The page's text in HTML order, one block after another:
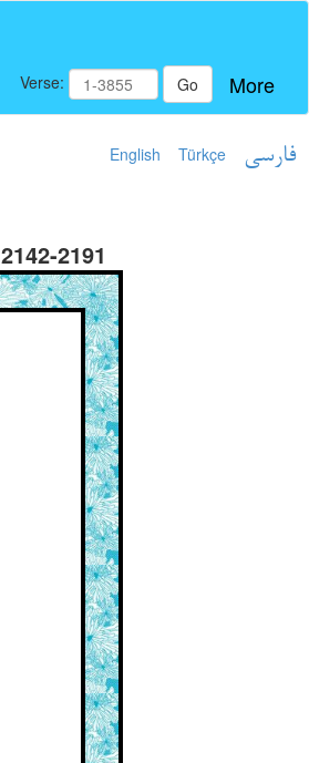
Verse: Go More
English Türkçe فارسی
2142-2191